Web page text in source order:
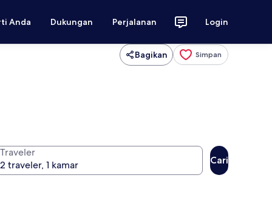
Anda Dukungan Perjalanan Login
Bagikan Simpan
Traveler
Cari